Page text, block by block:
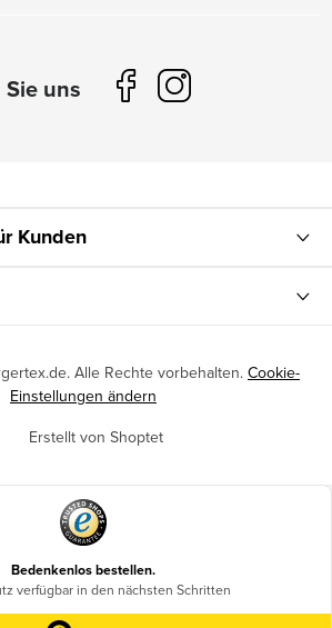
Kunden
Erstellt von Shoptet
. Alle Rechte vorbehalten. Cookie-
Einstellungen ändern